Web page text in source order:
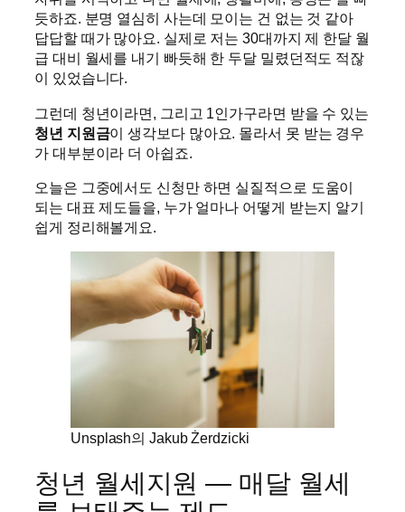
듯하죠. 분명 열심히 사는데 모이는 건 없는 것 같아
답답할 때가 많아요. 실제로 저는 30대까지 제 한달 월
급 대비 월세를 내기 빠듯해 한 두달 밀렸던적도 적잖
이 있었습니다.
그런데 청년이라면, 그리고 1인가구라면 받을 수 있는
청년 지원금이 생각보다 많아요. 몰라서 못 받는 경우
가 대부분이라 더 아쉽죠.
오늘은 그중에서도 신청만 하면 실질적으로 도움이
되는 대표 제도들을, 누가 얼마나 어떻게 받는지 알기
쉽게 정리해볼게요.
Unsplash의 Jakub Żerdzicki
청년 월세지원 — 매달 월세